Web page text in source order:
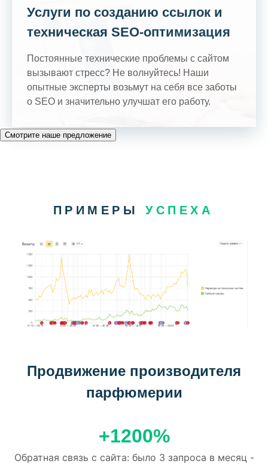
Услуги по созданию ссылок и
техническая SEO-оптимизация
Постоянные технические проблемы с сайтом
вызывают стресс? Не волнуйтесь! Наши
опытные эксперты возьмут на себя все заботы
о SEO и значительно улучшат его работу.
Смотрите наше предложение
ПРИМЕРЫУСПЕХА
Продвижение производителя
парфюмерии
+1200%
Обратная связь с сайта: было 3 запроса в месяц -